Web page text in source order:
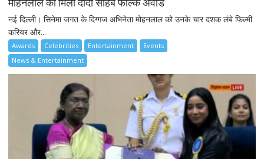
मोहनलाल को मिला दादा साहब फाल्के अवार्ड
नई दिल्ली। सिनेमा जगत के दिग्गज अभिनेता मोहनलाल को उनके चार दशक लंबे फिल्मी
करियर और...
Awards Celebrities Entertainment
Events
News & Entertainment